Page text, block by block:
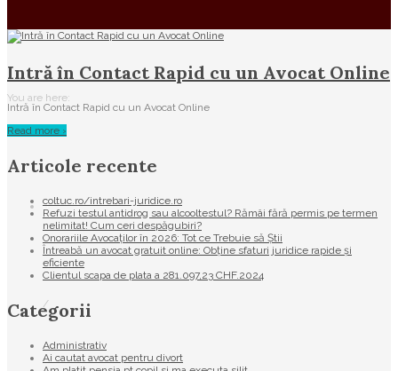
You are here:
/
Intră în Contact Rapid cu un Avocat Online
Intră în Contact Rapid cu un Avocat Online
Read more ›
Articole recente
coltuc.ro/intrebari-juridice.ro
Refuzi testul antidrog sau alcooltestul? Rămâi fără permis pe termen
nelimitat! Cum ceri despăgubiri?
Onorariile Avocaților în 2026: Tot ce Trebuie să Știi
Întreabă un avocat gratuit online: Obține sfaturi juridice rapide și
eficiente
Clientul scapa de plata a 281.097,23 CHF.2024
Categorii
Administrativ
Ai cautat avocat pentru divort